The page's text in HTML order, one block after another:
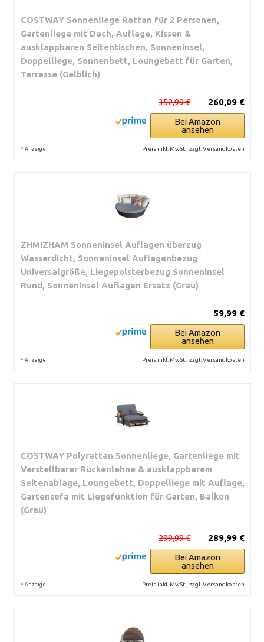
COSTWAY Sonnenliege Rattan für 2 Personen,
Gartenliege mit Dach, Auflage, Kissen &
ausklappbaren Seitentischen, Sonneninsel,
Doppelliege, Sonnenbett, Loungebett für Garten,
Terrasse (Gelblich)
260,09 €
352,99 €
Bei Amazon
ansehen
* Anzeige Preis inkl. MwSt., zzgl. Versandkosten
ZHMIZHAM Sonneninsel Auflagen überzug
Wasserdicht, Sonneninsel Auflagenbezug
Universalgröße, Liegepolsterbezug Sonneninsel
Rund, Sonneninsel Auflagen Ersatz (Grau)
59,99 €
Bei Amazon
ansehen
* Anzeige Preis inkl. MwSt., zzgl. Versandkosten
COSTWAY Polyrattan Sonnenliege, Gartenliege mit
Verstellbarer Rückenlehne & ausklappbarem
Seitenablage, Loungebett, Doppelliege mit Auflage,
Gartensofa mit Liegefunktion für Garten, Balkon
(Grau)
289,99 €
299,99 €
Bei Amazon
ansehen
* Anzeige Preis inkl. MwSt., zzgl. Versandkosten